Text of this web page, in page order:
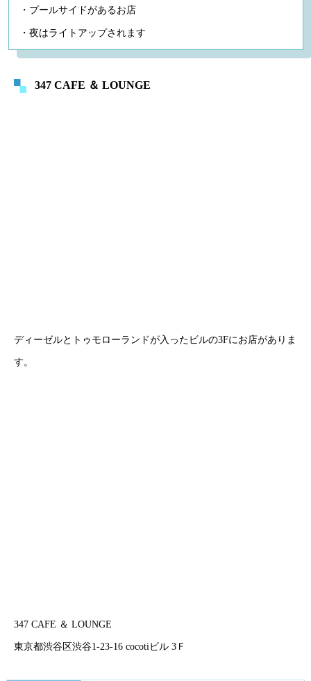
・プールサイドがあるお店
・夜はライトアップされます
347 CAFE ＆ LOUNGE
ディーゼルとトゥモローランドが入ったビルの3Fにお店がありま
す。
347 CAFE ＆ LOUNGE
東京都渋谷区渋谷1-23-16 cocotiビル 3Ｆ